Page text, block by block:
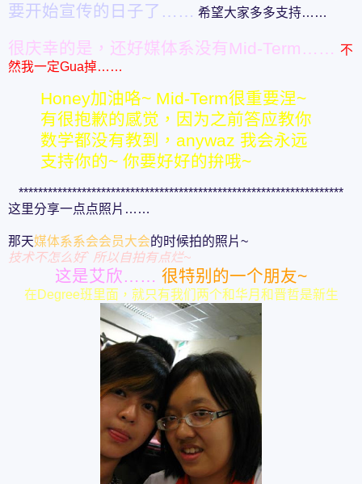
要开始宣传的日子了…… 希望大家多多支持……
很庆幸的是，还好媒体系没有Mid-Term…… 不
然我一定Gua掉……
Honey加油咯~ Mid-Term很重要涅~
有很抱歉的感觉，因为之前答应教你
数学都没有教到，anywaz 我会永远
支持你的~ 你要好好的拚哦~
*******************************************************************
这里分享一点点照片……
那天媒体系系会会员大会的时候拍的照片~
技术不怎么好` 所以自拍有点烂~
这是艾欣…… 很特别的一个朋友~
在Degree班里面，就只有我们两个和华月和晋哲是新生